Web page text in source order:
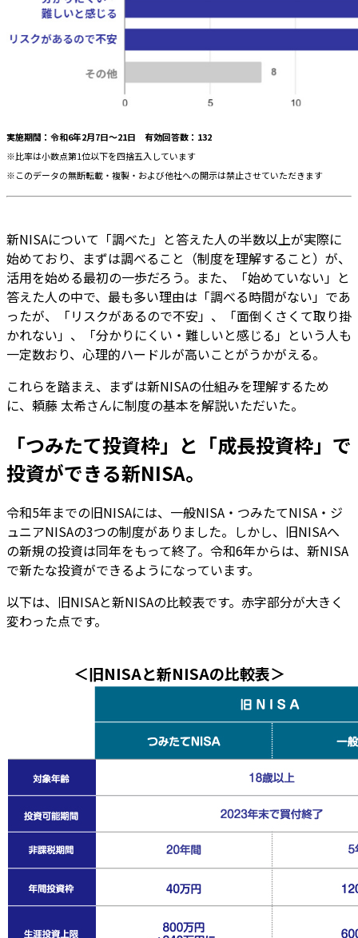
実施期間：令和6年2月7日～21日 有効回答数：132
※比率は小数点第1位以下を四捨五入しています
※このデータの無断転載・複製・および他社への開示は禁止させていただきます
新NISAについて「調べた」と答えた人の半数以上が実際に
始めており、まずは調べること（制度を理解すること）が、
活用を始める最初の一歩だろう。また、「始めていない」と
答えた人の中で、最も多い理由は「調べる時間がない」であ
ったが、「リスクがあるので不安」、「面倒くさくて取り掛
かれない」、「分かりにくい・難しいと感じる」という人も
一定数おり、心理的ハードルが高いことがうかがえる。
これらを踏まえ、まずは新NISAの仕組みを理解するため
に、頼藤 太希さんに制度の基本を解説いただいた。
「つみたて投資枠」と「成長投資枠」で
投資ができる新NISA。
令和5年までの旧NISAには、一般NISA・つみたてNISA・ジ
ュニアNISAの3つの制度がありました。しかし、旧NISAへ
の新規の投資は同年をもって終了。令和6年からは、新NISA
で新たな投資ができるようになっています。
以下は、旧NISAと新NISAの比較表です。赤字部分が大きく
変わった点です。
＜旧NISAと新NISAの比較表＞